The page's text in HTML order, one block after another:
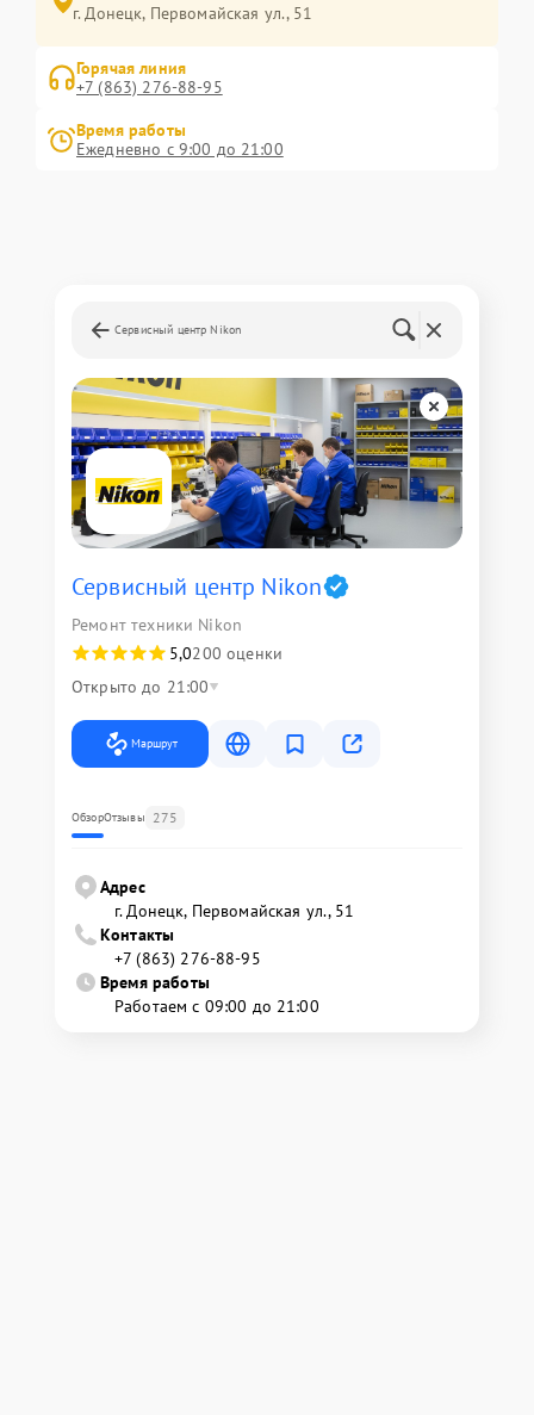
г. Донецк, Первомайская ул., 51
Горячая линия
+7 (863) 276-88-95
Время работы
Ежедневно с 9:00 до 21:00
Сервисный центр Nikon
Сервисный центр Nikon
Ремонт техники Nikon
5,0200 оценки
Открыто до 21:00
Маршрут
ОбзорОтзывы 275
Адрес
г. Донецк, Первомайская ул., 51
Контакты
+7 (863) 276-88-95
Время работы
Работаем с 09:00 до 21:00